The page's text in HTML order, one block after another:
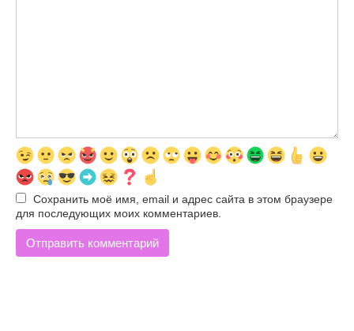
Сохранить моё имя, email и адрес сайта в этом браузере
для последующих моих комментариев.